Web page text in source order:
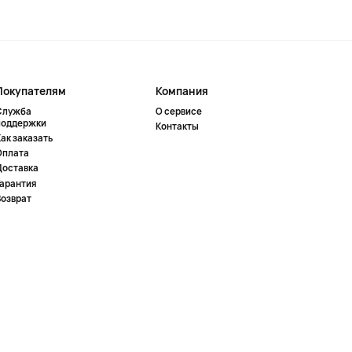
заказать
Компания
О сервисе
Контакты